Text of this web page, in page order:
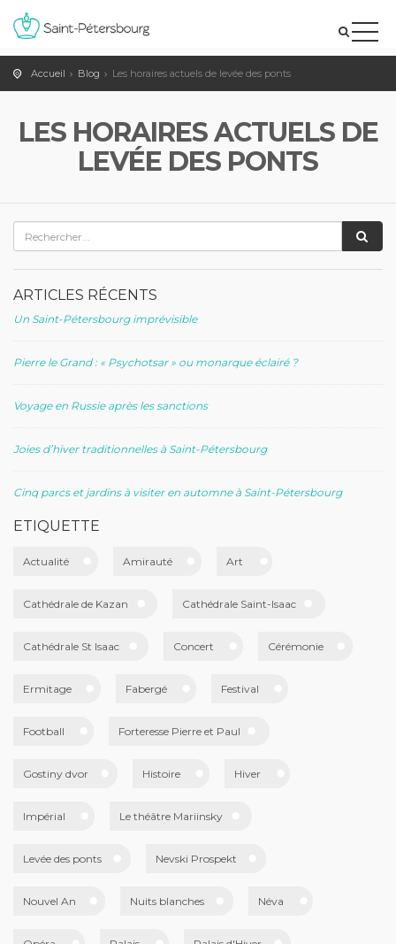
Accueil Blog Les horaires actuels de levée des ponts
LES HORAIRES ACTUELS DE
LEVÉE DES PONTS
ARTICLES RÉCENTS
Un Saint-Pétersbourg imprévisible
Pierre le Grand : « Psychotsar » ou monarque éclairé ?
Voyage en Russie après les sanctions
Joies d’hiver traditionnelles à Saint-Pétersbourg
Cinq parcs et jardins à visiter en automne à Saint-Pétersbourg
ETIQUETTE
Actualité Amirauté Art
Cathédrale de Kazan Cathédrale Saint-Isaac
Cathédrale St Isaac Concert Cérémonie
Ermitage Fabergé Festival
Football Forteresse Pierre et Paul
Gostiny dvor Histoire Hiver
Impérial Le théâtre Mariinsky
Levée des ponts Nevski Prospekt
Nouvel An Nuits blanches Néva